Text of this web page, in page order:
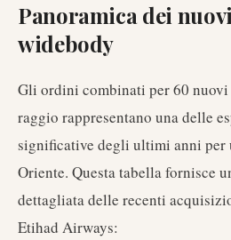
Panoramica dei
widebody
Gli ordini combinati per 60
raggio rappresentano una delle
significative degli ultimi anni per
Oriente. Questa tabella fornisce
dettagliata delle recenti
Etihad Airways: